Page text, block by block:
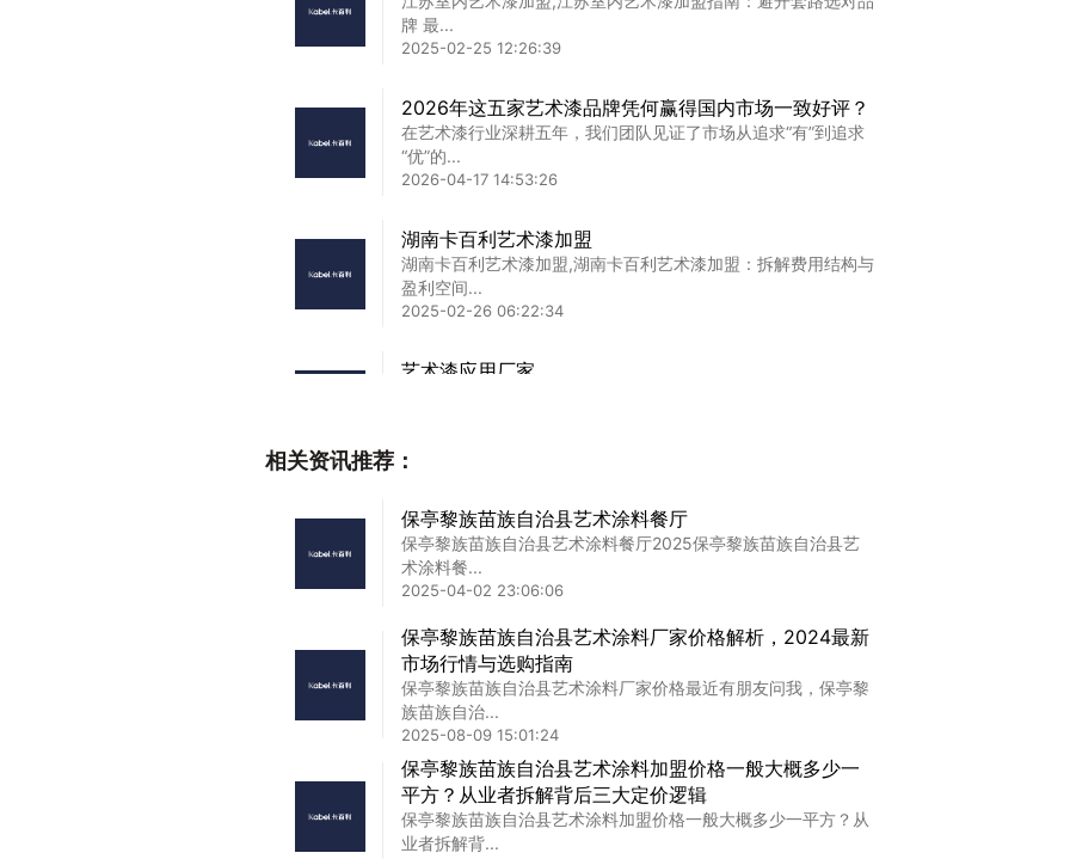
牌 最...
2025-02-25 12:26:39
2026年这五家艺术漆品牌凭何赢得国内市场一致好评？
在艺术漆行业深耕五年，我们团队见证了市场从追求“有”到追求
“优”的...
2026-04-17 14:53:26
湖南卡百利艺术漆加盟
湖南卡百利艺术漆加盟,湖南卡百利艺术漆加盟：拆解费用结构与
盈利空间...
2025-02-26 06:22:34
艺术漆应用厂家
加盟国产艺术漆,"加盟国产艺术漆，开启家居装饰新篇章在当今
追求个性...
2025-01-23 16:47:21
进口艺术漆厂家排名
进口艺术漆厂家排名,2024进口艺术漆十大品牌深度测评环保和
质感到...
2025-02-16 12:32:24
相关资讯推荐：
保亭黎族苗族自治县艺术涂料餐厅
保亭黎族苗族自治县艺术涂料餐厅2025保亭黎族苗族自治县艺
术涂料餐...
2025-04-02 23:06:06
保亭黎族苗族自治县艺术涂料厂家价格解析，2024最新
市场行情与选购指南
保亭黎族苗族自治县艺术涂料厂家价格最近有朋友问我，保亭黎
族苗族自治...
2025-08-09 15:01:24
保亭黎族苗族自治县艺术涂料加盟价格一般大概多少一
平方？从业者拆解背后三大定价逻辑
保亭黎族苗族自治县艺术涂料加盟价格一般大概多少一平方？从
业者拆解背...